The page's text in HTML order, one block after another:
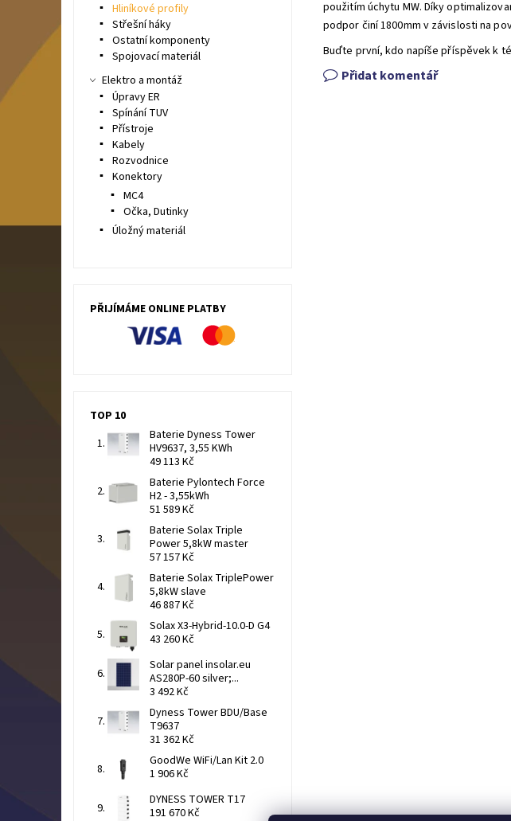
použitím úchytu MW. Díky
podpor činí 1800mm v závislosti na
Buďte první, kdo napíše příspěvek k
Přidat komentář
Hliníkové profily
Střešní háky
Ostatní komponenty
Spojovací materiál
Elektro a montáž
Úpravy ER
Spínání TUV
Přístroje
Kabely
Rozvodnice
Konektory
MC4
Očka, Dutinky
Úložný materiál
PŘIJÍMÁME ONLINE PLATBY
TOP 10
Baterie Dyness Tower
HV9637, 3,55 KWh
49 113 Kč
Baterie Pylontech Force
H2 - 3,55kWh
51 589 Kč
Baterie Solax Triple
Power 5,8kW master
57 157 Kč
Baterie Solax TriplePower
5,8kW slave
46 887 Kč
Solax X3-Hybrid-10.0-D G4
43 260 Kč
Solar panel insolar.eu
AS280P-60 silver;...
3 492 Kč
Dyness Tower BDU/Base
T9637
31 362 Kč
GoodWe WiFi/Lan Kit 2.0
1 906 Kč
DYNESS TOWER T17
191 670 Kč